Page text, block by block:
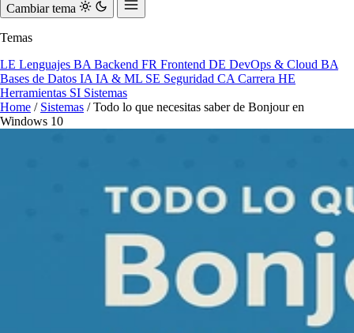
Cambiar tema
Temas
LE Lenguajes BA Backend FR Frontend DE DevOps & Cloud BA
Bases de Datos IA IA & ML SE Seguridad CA Carrera HE
Herramientas SI Sistemas
Home / Sistemas / Todo lo que necesitas saber de Bonjour en
Windows 10